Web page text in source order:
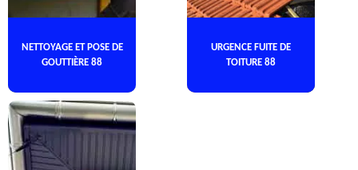
NETTOYAGE ET POSE DE
GOUTTIÈRE 88
URGENCE FUITE DE
TOITURE 88